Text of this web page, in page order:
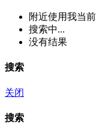
附近使用我当
搜索中...
没有结果
搜索
关闭
搜索